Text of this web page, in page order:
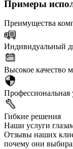
Примеры
Преимущества
Индивидуальный
Высокое качество
Профессиональная
Гибкие решения
Наши услуги
Отзывы наших
почему они